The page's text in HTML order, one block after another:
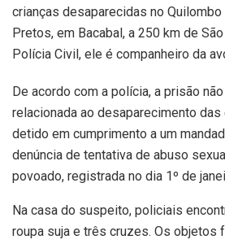
crianças desaparecidas no
Pretos, em Bacabal, a 250 km de
Polícia Civil, ele é companheiro da
De acordo com a polícia, a prisão
relacionada ao desaparecimento
detido em cumprimento a um
denúncia de tentativa de abuso
povoado, registrada no dia 1º de
Na casa do suspeito, policiais
roupa suja e três cruzes. Os objetos